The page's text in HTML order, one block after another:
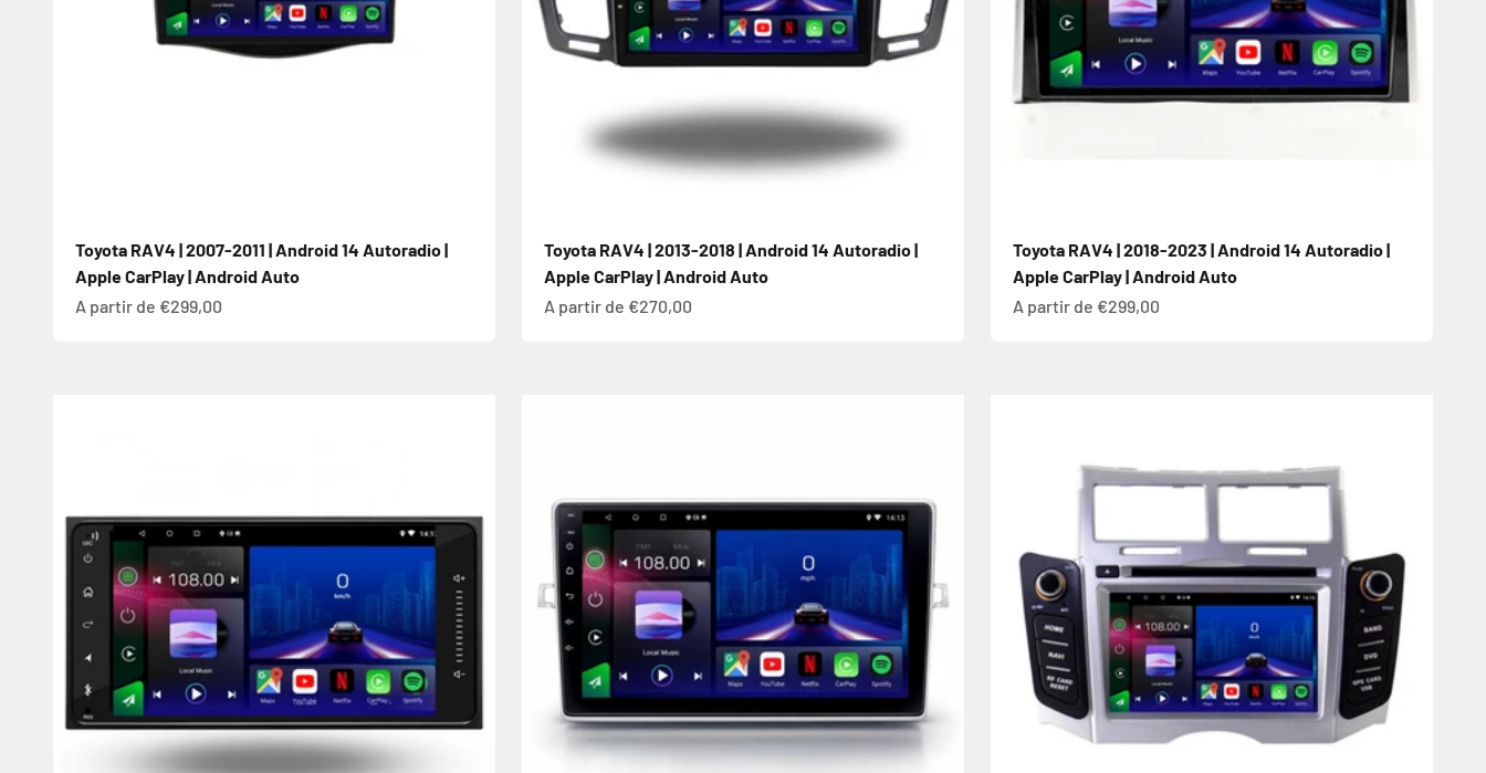
Toyota RAV4 | 2007-2011 | Android 14 Autoradio |
Apple CarPlay | Android Auto
Prix de vente
A partir de €299,00
Toyota RAV4 | 2013-2018 | Android 14 Autoradio |
Apple CarPlay | Android Auto
Prix de vente
A partir de €270,00
Toyota RAV4 | 2018-2023 | Android 14 Autoradio |
Apple CarPlay | Android Auto
Prix de vente
A partir de €299,00